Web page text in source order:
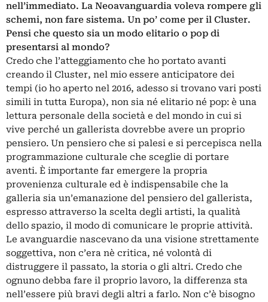
nell’immediato. La Neoavanguardia voleva rompere gli
schemi, non fare sistema. Un po’ come per il Cluster.
Pensi che questo sia un modo elitario o pop di
presentarsi al mondo?
Credo che l’atteggiamento che ho portato avanti
creando il Cluster, nel mio essere anticipatore dei
tempi (io ho aperto nel 2016, adesso si trovano vari posti
simili in tutta Europa), non sia né elitario né pop: è una
lettura personale della società e del mondo in cui si
vive perché un gallerista dovrebbe avere un proprio
pensiero. Un pensiero che si palesi e si percepisca nella
programmazione culturale che sceglie di portare
aventi. È importante far emergere la propria
provenienza culturale ed è indispensabile che la
galleria sia un’emanazione del pensiero del gallerista,
espresso attraverso la scelta degli artisti, la qualità
dello spazio, il modo di comunicare le proprie attività.
Le avanguardie nascevano da una visione strettamente
soggettiva, non c’era nè critica, né volontà di
distruggere il passato, la storia o gli altri. Credo che
ognuno debba fare il proprio lavoro, la differenza sta
nell’essere più bravi degli altri a farlo. Non c’è bisogno